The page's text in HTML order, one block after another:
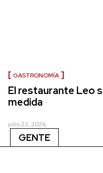
GASTRONOMÍA
El restaurante Leo
medida
julio 23, 2026
GENTE